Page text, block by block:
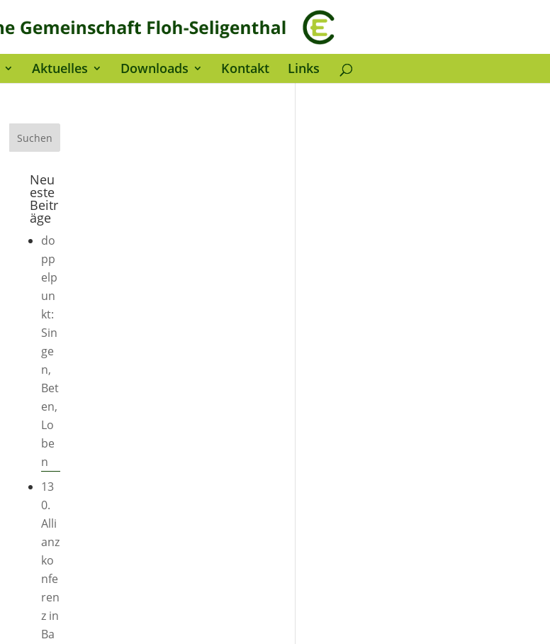
Aktuelles Downloads Kontakt Links
Neu
este
Beitr
äge
do
pp
elp
un
kt:
Sin
ge
n,
Bet
en,
Lo
be
n
13
0.
Alli
anz
ko
nfe
ren
z in
Ba